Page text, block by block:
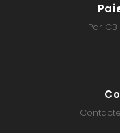
Par